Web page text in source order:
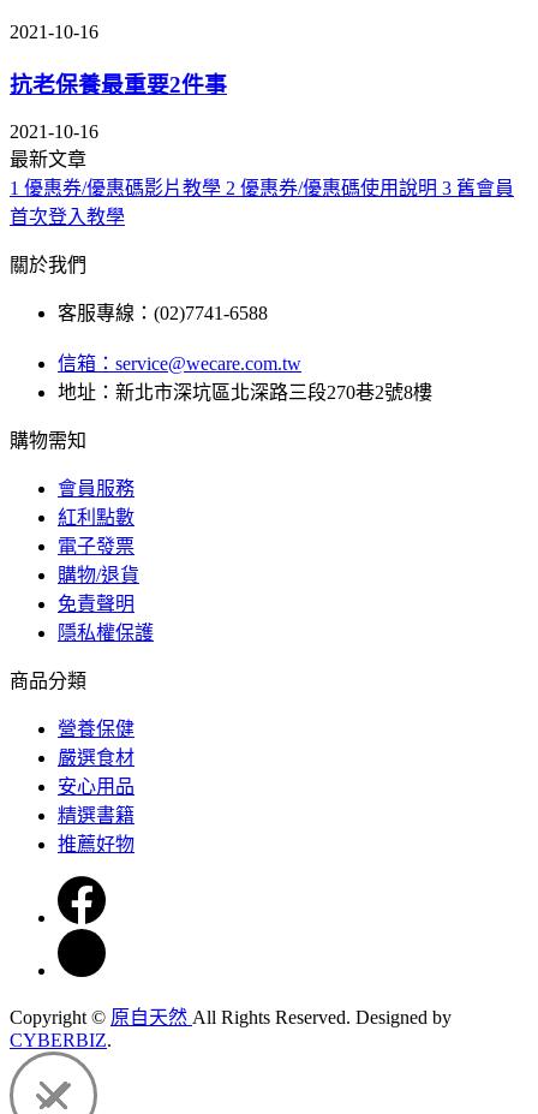
2021-10-16
抗老保養最重要2件事
2021-10-16
最新文章
1 優惠券/優惠碼影片教學 2 優惠券/優惠碼使用說明 3 舊會員
首次登入教學
關於我們
客服專線：(02)7741-6588
信箱： service@wecare.com.tw
地址：新北市深坑區北深路三段270巷2號8樓
購物需知
會員服務
紅利點數
電子發票
購物/退貨
免責聲明
隱私權保護
商品分類
營養保健
嚴選食材
安心用品
精選書籍
推薦好物
Copyright © 原自天然 All Rights Reserved. Designed by
CYBERBIZ.